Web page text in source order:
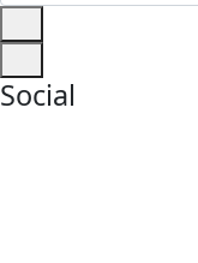
Social